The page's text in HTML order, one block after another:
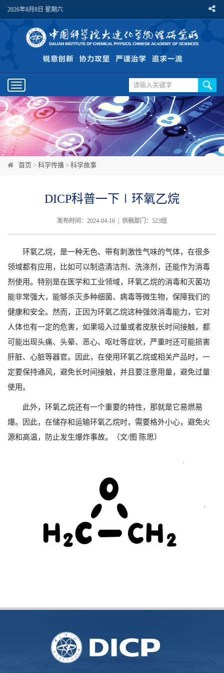
2026年8月8日 星期六
Toggle
navigation
首页 > 科学传播 > 科学故事
DICP科普一下∣环氧乙烷
发布时间：2024-04-16 | 供稿部门：523组
环氧乙烷，是一种无色、带有刺激性气味的气体，在很多
领域都有应用，比如可以制造清洁剂、洗涤剂，还能作为消毒
剂使用。特别是在医学和工业领域，环氧乙烷的消毒和灭菌功
能非常强大，能够杀灭多种细菌、病毒等微生物，保障我们的
健康和安全。然而，正因为环氧乙烷这种强效消毒能力，它对
人体也有一定的危害，如果吸入过量或者皮肤长时间接触，都
可能出现头痛、头晕、恶心、呕吐等症状，严重时还可能损害
肝脏、心脏等器官。因此，在使用环氧乙烷或相关产品时，一
定要保持通风，避免长时间接触，并且要注意用量，避免过量
使用。
此外，环氧乙烷还有一个重要的特性，那就是它易燃易
爆。因此，在储存和运输环氧乙烷时，需要格外小心，避免火
源和高温，防止发生爆炸事故。（文/图 陈思）